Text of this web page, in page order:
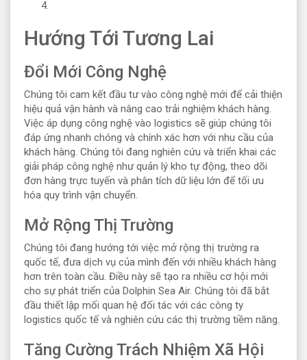
Hướng Tới Tương Lai
Đổi Mới Công Nghệ
Chúng tôi cam kết đầu tư vào công nghệ mới để cải thiện
hiệu quả vận hành và nâng cao trải nghiệm khách hàng.
Việc áp dụng công nghệ vào logistics sẽ giúp chúng tôi
đáp ứng nhanh chóng và chính xác hơn với nhu cầu của
khách hàng. Chúng tôi đang nghiên cứu và triển khai các
giải pháp công nghệ như quản lý kho tự động, theo dõi
đơn hàng trực tuyến và phân tích dữ liệu lớn để tối ưu
hóa quy trình vận chuyển.
Mở Rộng Thị Trường
Chúng tôi đang hướng tới việc mở rộng thị trường ra
quốc tế, đưa dịch vụ của mình đến với nhiều khách hàng
hơn trên toàn cầu. Điều này sẽ tạo ra nhiều cơ hội mới
cho sự phát triển của Dolphin Sea Air. Chúng tôi đã bắt
đầu thiết lập mối quan hệ đối tác với các công ty
logistics quốc tế và nghiên cứu các thị trường tiềm năng.
Tăng Cường Trách Nhiệm Xã Hội